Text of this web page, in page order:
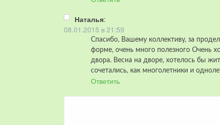
Наталья:
08.01.2015 в 21:59
Спасибо, Вашему коллективу, за
форме, очень много полезного Очень
двора. Весна на дворе, хотелось бы
сочетались, как многолетники и
Ответить